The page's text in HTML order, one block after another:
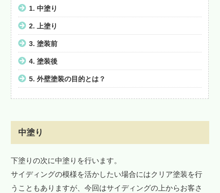
1. 中塗り
2. 上塗り
3. 塗装前
4. 塗装後
5. 外壁塗装の目的とは？
中塗り
下塗りの次に中塗りを行います。
サイディングの模様を活かしたい場合にはクリア塗装を行
うこともありますが、今回はサイディングの上からお客さ